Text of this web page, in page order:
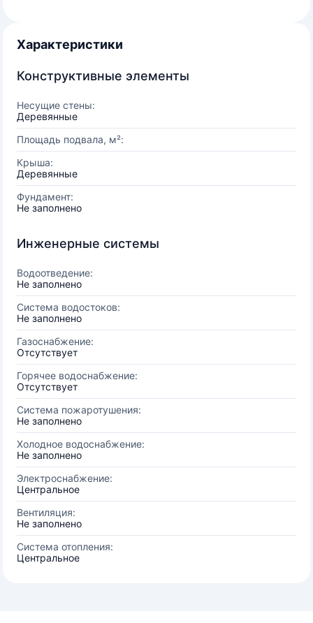
Характеристики
Конструктивные элементы
Несущие стены:
Деревянные
Площадь подвала, м²:
Крыша:
Деревянные
Фундамент:
Не заполнено
Инженерные системы
Водоотведение:
Не заполнено
Система водостоков:
Не заполнено
Газоснабжение:
Отсутствует
Горячее водоснабжение:
Отсутствует
Система пожаротушения:
Не заполнено
Холодное водоснабжение:
Не заполнено
Электроснабжение:
Центральное
Вентиляция:
Не заполнено
Система отопления:
Центральное